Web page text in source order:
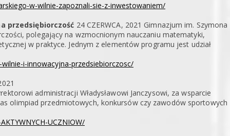
w-wilnie-zapoznali-sie-z-inwestowaniem/
przedsiębiorczość 24 CZERWCA, 2021 Gimnazjum im. Szymona
polegający na wzmocnionym nauczaniu matematyki,
w praktyce. Jednym z elementów programu jest udział
i-innowacyjna-przedsiebiorczosc/
administracji Władysławowi Janczysowi, za wsparcie
olimpiad przedmiotowych, konkursów czy zawodów sportowych
UCZNIOW/